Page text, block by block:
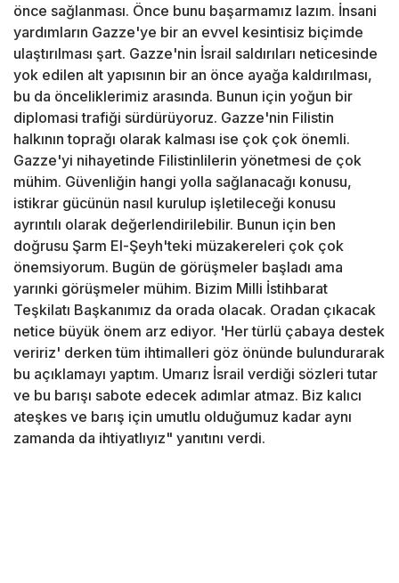
önce sağlanması. Önce bunu başarmamız lazım. İnsani
yardımların Gazze'ye bir an evvel kesintisiz biçimde
ulaştırılması şart. Gazze'nin İsrail saldırıları neticesinde
yok edilen alt yapısının bir an önce ayağa kaldırılması,
bu da önceliklerimiz arasında. Bunun için yoğun bir
diplomasi trafiği sürdürüyoruz. Gazze'nin Filistin
halkının toprağı olarak kalması ise çok çok önemli.
Gazze'yi nihayetinde Filistinlilerin yönetmesi de çok
mühim. Güvenliğin hangi yolla sağlanacağı konusu,
istikrar gücünün nasıl kurulup işletileceği konusu
ayrıntılı olarak değerlendirilebilir. Bunun için ben
doğrusu Şarm El-Şeyh'teki müzakereleri çok çok
önemsiyorum. Bugün de görüşmeler başladı ama
yarınki görüşmeler mühim. Bizim Milli İstihbarat
Teşkilatı Başkanımız da orada olacak. Oradan çıkacak
netice büyük önem arz ediyor. 'Her türlü çabaya destek
veririz' derken tüm ihtimalleri göz önünde bulundurarak
bu açıklamayı yaptım. Umarız İsrail verdiği sözleri tutar
ve bu barışı sabote edecek adımlar atmaz. Biz kalıcı
ateşkes ve barış için umutlu olduğumuz kadar aynı
zamanda da ihtiyatlıyız" yanıtını verdi.